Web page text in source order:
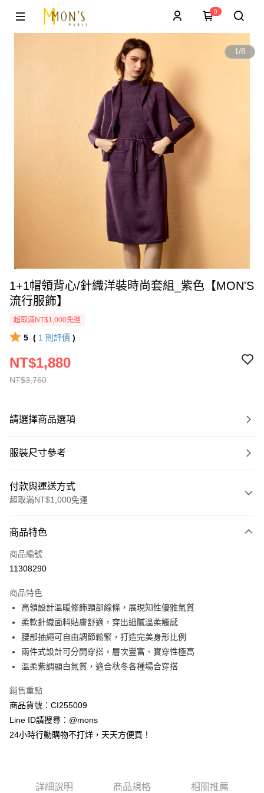
0
1/8
1+1帽領背心/針織洋裝時尚套組_紫色【MON'S
流行服飾】
超取滿NT$1,000免運
5 ( 1 則評價 )
NT$3,760
NT$1,880
請選擇商品選項
服裝尺寸參考
付款與運送方式
超取滿NT$1,000免運
信用卡一次付款
信用卡分期付款
合作金庫商業銀行
華南商業銀行
彰化商業銀行
上海商業儲蓄銀行
台北富邦商業銀行
國泰世華商業銀行
兆豐國際商業銀行
臺灣中小企業銀行
台中商業銀行
匯豐（台灣）商業銀行
華泰商業銀行
聯邦商業銀行
遠東國際商業銀行
元大商業銀行
台新國際商業銀行
台灣樂天信用卡公司
6 期 0 利率 每期
華南商業銀行
彰化商業銀行
上海商業儲蓄銀行
台北富邦商業銀行
國泰世華商業銀行
兆豐國際商業銀行
臺灣中小企業銀行
台中商業銀行
聯邦商業銀行
元大商業銀行
玉山商業銀行
台灣樂天信用卡公司
超商取貨付款
LINE Pay
Apple Pay
街口支付
悠遊付
AFTEE先享後付是「在收到商品之後才付款」的支付方式。 讓您購物簡單
ATM付款
商品特色
商品編號
11308290
商品特色
高領設計溫暖修飾頸部線條，展現知性優雅氣質
柔軟針織面料貼膚舒適，穿出細膩溫柔觸感
腰部抽繩可自由調節鬆緊，打造完美身形比例
兩件式設計可分開穿搭，層次豐富、實穿性極高
溫柔紫調顯白氣質，適合秋冬各種場合穿搭
銷售重點
商品貨號：CI255009
Line ID請搜尋：@mons
24小時行動購物不打烊，天天方便買！
詳細說明 商品規格 相關推薦